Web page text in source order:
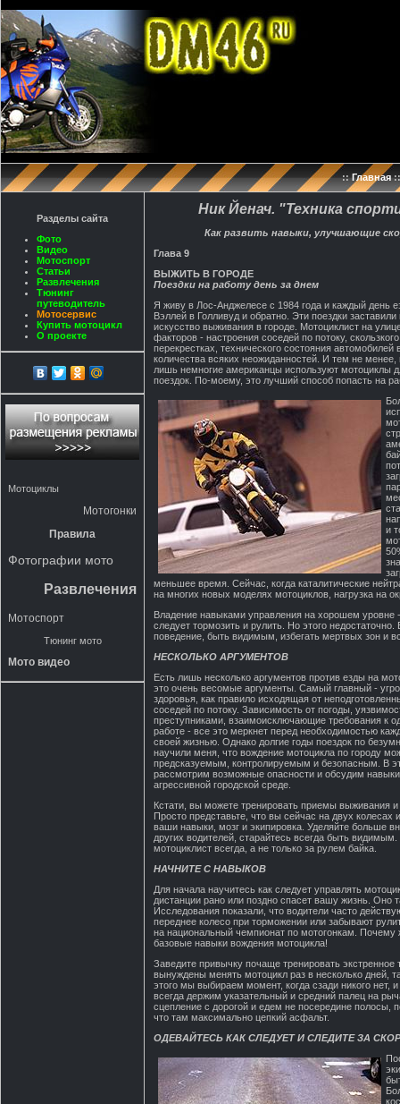
::Главная
Разделы сайта
Фото
Видео
Мотоспорт
Статьи
Развлечения
Тюнинг
путеводитель
Мотосервис
Купить мотоцикл
О проекте
Мотоциклы
Мотогонки
Правила
Фотографии мото
Развлечения
Мотоспорт
Тюнинг мото
Мото видео
Ник Йенач. "Техника
Как развить навыки, улучшающие
Глава 9
ВЫЖИТЬ В ГОРОДЕ
Поездки на работу день за днем
Я живу в Лос-Анджелесе с 1984 года и каждый день
Вэллей в Голливуд и обратно. Эти поездки
искусство выживания в городе. Мотоциклист на
факторов - настроения соседей по потоку,
перекрестках, технического состояния автомобилей
количества всяких неожиданностей. И тем не
лишь немногие американцы используют мотоциклы
поездок. По-моему, это лучший способ попасть на
и
меньшее время. Сейчас, когда каталитические
на многих новых моделях мотоциклов, нагрузка на
Владение навыками управления на хорошем уровне
следует тормозить и рулить. Но этого
поведение, быть видимым, избегать мертвых зон и
НЕСКОЛЬКО АРГУМЕНТОВ
Есть лишь несколько аргументов против езды на
это очень весомые аргументы. Самый главный -
здоровья, как правило исходящая от
соседей по потоку. Зависимость от погоды,
преступниками, взаимоисключающие требования к
работе - все это меркнет перед необходимостью
своей жизнью. Однако долгие годы поездок по
научили меня, что вождение мотоцикла по городу
предсказуемым, контролируемым и безопасным. В
рассмотрим возможные опасности и обсудим
агрессивной городской среде.
Кстати, вы можете тренировать приемы выживания
Просто представьте, что вы сейчас на двух
ваши навыки, мозг и экипировка. Уделяйте больше
других водителей, старайтесь всегда быть
мотоциклист всегда, а не только за рулем байка.
НАЧНИТЕ С НАВЫКОВ
Для начала научитесь как следует управлять
дистанции рано или поздно спасет вашу жизнь. Оно
Исследования показали, что водители часто
переднее колесо при торможении или забывают
на национальный чемпионат по мотогонкам. Почему
базовые навыки вождения мотоцикла!
Заведите привычку почаще тренировать
вынуждены менять мотоцикл раз в несколько дней,
этого мы выбираем момент, когда сзади никого
всегда держим указательный и средний палец на
сцепление с дорогой и едем не посередине полосы,
что там максимально цепкий асфальт.
ОДЕВАЙТЕСЬ КАК СЛЕДУЕТ И СЛЕДИТЕ ЗА